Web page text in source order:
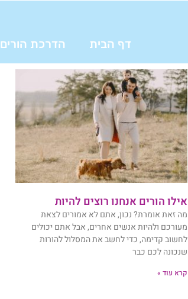
דף הבית הדרכת הורים
אילו הורים אנחנו רוצים להיות
מה זאת אומרת? נכון, אתם לא אמורים לצאת
מעורכם ולהיות אנשים אחרים, אבל אתם יכולים
לחשוב קדימה, כדי לחשב את המסלול להורות
שנכונה לכם כבר
קרא עוד »